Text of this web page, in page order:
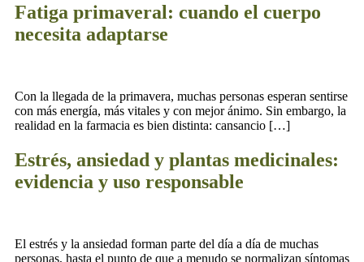
Fatiga primaveral: cuando el cuerpo
necesita adaptarse
Con la llegada de la primavera, muchas personas esperan sentirse
con más energía, más vitales y con mejor ánimo. Sin embargo, la
realidad en la farmacia es bien distinta: cansancio […]
Estrés, ansiedad y plantas medicinales:
evidencia y uso responsable
El estrés y la ansiedad forman parte del día a día de muchas
personas, hasta el punto de que a menudo se normalizan síntomas